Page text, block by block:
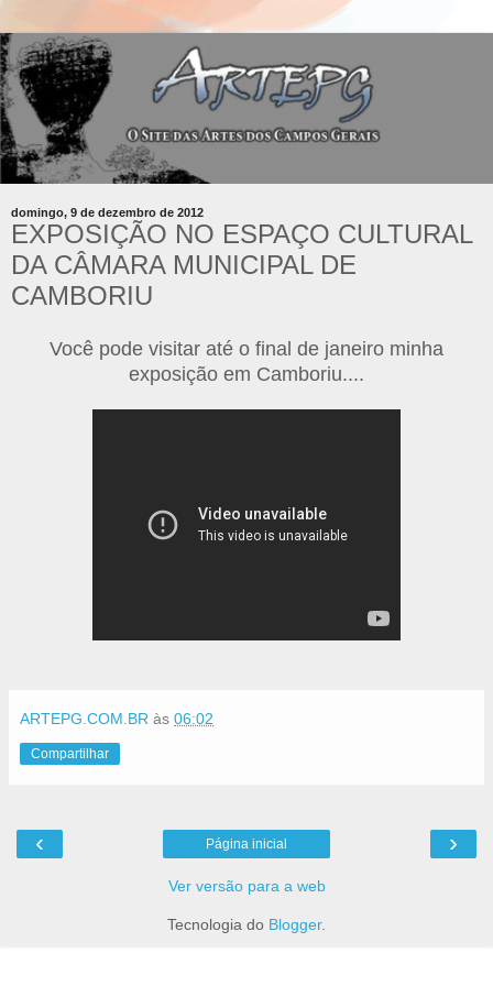
domingo, 9 de dezembro de 2012
EXPOSIÇÃO NO ESPAÇO CULTURAL
DA CÂMARA MUNICIPAL DE
CAMBORIU
Você pode visitar até o final de janeiro minha
exposição em Camboriu....
ARTEPG.COM.BR às 06:02
Compartilhar
‹ ›
Página inicial
Ver versão para a web
Tecnologia do Blogger.